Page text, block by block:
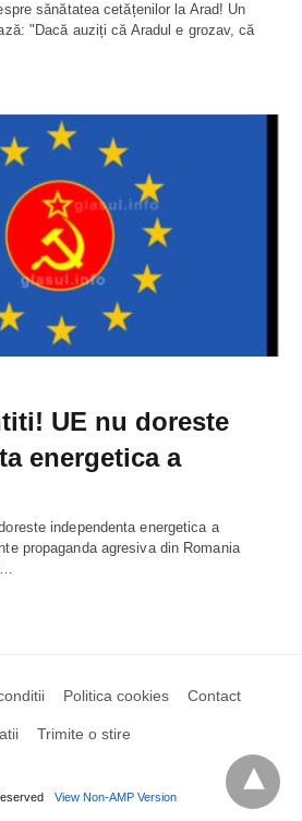
sănătatea cetățenilor la Arad! Un
"Dacă auziți că Aradul e grozav, că
UE nu doreste
energetica a
independenta energetica a
propaganda agresiva din Romania
Politica cookies Contact
Trimite o stire
View Non-AMP Version